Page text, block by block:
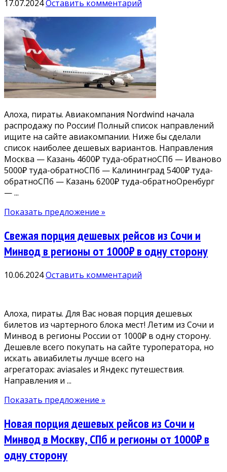
17.07.2024Оставить комментарий
Алоха, пираты. Авиакомпания Nordwind начала
распродажу по России! Полный список направлений
ищите на сайте авиакомпании. Ниже бы сделали
список наиболее дешевых вариантов. Направления
Москва — Казань 4600₽ туда-обратноСПб — Иваново
5000₽ туда-обратноСПб — Калининград 5400₽ туда-
обратноСПб — Казань 6200₽ туда-обратноОренбург
— ...
Показать предложение »
Свежая порция дешевых рейсов из Сочи и
Минвод в регионы от 1000₽ в одну сторону
10.06.2024Оставить комментарий
Алоха, пираты. Для Вас новая порция дешевых
билетов из чартерного блока мест! Летим из Сочи и
Минвод в регионы России от 1000₽ в одну сторону.
Дешевле всего покупать на сайте туроператора, но
искать авиабилеты лучше всего на
агрегаторах: aviasales и Яндекс путешествия.
Направления и ...
Показать предложение »
Новая порция дешевых рейсов из Сочи и
Минвод в Москву, СПб и регионы от 1000₽ в
одну сторону